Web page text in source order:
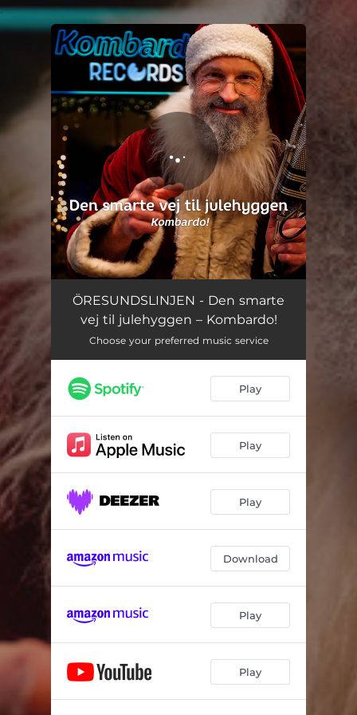
You're all set!
Den smarte vej til julehyggen – Kombardo! 01:28
ÖRESUNDSLINJEN - Den smarte
vej til julehyggen – Kombardo!
Choose your preferred music service
Play
Play
Play
Download
Play
Play
.